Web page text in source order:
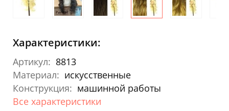
Характеристики:
Артикул: 8813
Материал: искусственные
Конструкция: машинной работы
Все характеристики